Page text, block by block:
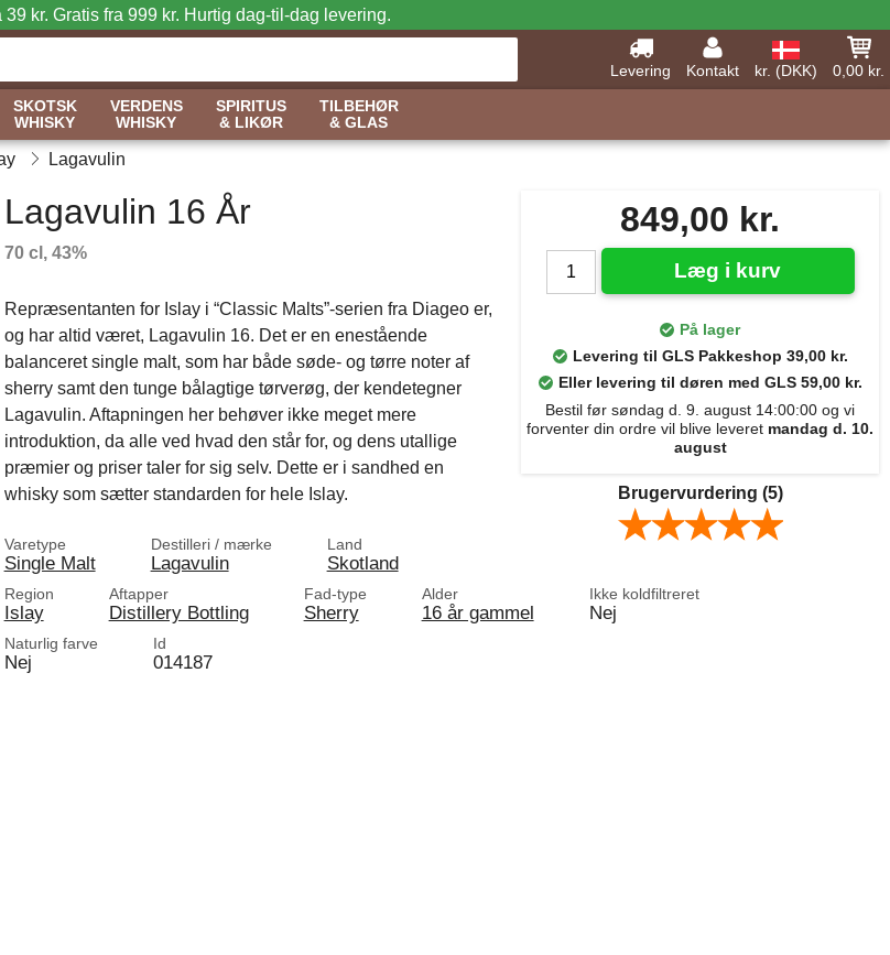
39 kr. Gratis fra 999 kr. Hurtig dag-til-dag levering.
Levering Kontakt kr. (DKK)
0,00 kr.
SKOTSK
WHISKY
VERDENS
WHISKY
SPIRITUS
& LIKØR
TILBEHØR
& GLAS
Lagavulin
849,00 kr.
Læg i kurv
På lager
Levering til GLS Pakkeshop 39,00 kr.
Eller levering til døren med GLS 59,00 kr.
Bestil før søndag d. 9. august 14:00:00 og vi
forventer din ordre vil blive leveret mandag d. 10.
august
Brugervurdering (5)
Lagavulin 16 År
70 cl, 43%
Repræsentanten for Islay i “Classic Malts”-serien fra Diageo er,
og har altid været, Lagavulin 16. Det er en enestående
balanceret single malt, som har både søde- og tørre noter af
sherry samt den tunge bålagtige tørverøg, der kendetegner
Lagavulin. Aftapningen her behøver ikke meget mere
introduktion, da alle ved hvad den står for, og dens utallige
præmier og priser taler for sig selv. Dette er i sandhed en
whisky som sætter standarden for hele Islay.
Varetype
Single Malt
Destilleri / mærke
Lagavulin
Land
Skotland
Region
Islay
Aftapper
Distillery Bottling
Fad-type
Sherry
Alder
16 år gammel
Ikke koldfiltreret
Nej
Naturlig farve
Nej
Id
014187